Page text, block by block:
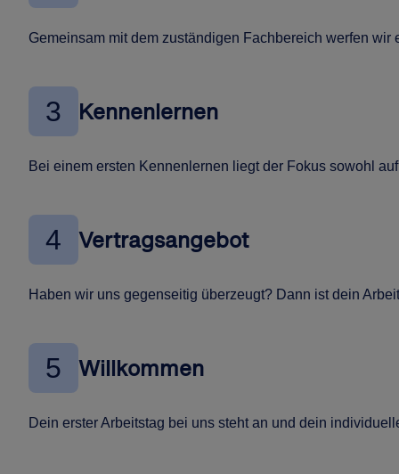
Gemeinsam mit dem zuständigen Fachbereich werfen
3 Kennenlernen
Bei einem ersten Kennenlernen liegt der Fokus sowohl
4 Vertragsangebot
Haben wir uns gegenseitig überzeugt? Dann ist dein
5 Willkommen
Dein erster Arbeitstag bei uns steht an und dein